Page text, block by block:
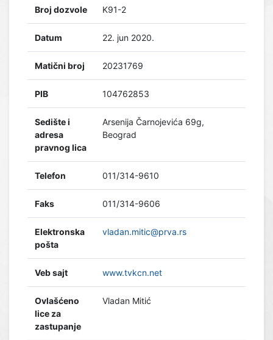
Broj dozvole K91-2
Datum 22. jun 2020.
Matični broj 20231769
PIB 104762853
Sedište i
adresa
pravnog lica
Arsenija Čarnojevića 69g,
Beograd
Telefon 011/314-9610
Faks 011/314-9606
Elektronska
pošta
vladan.mitic@prva.rs
Veb sajt www.tvkcn.net
Ovlašćeno
lice za
zastupanje
Vladan Mitić